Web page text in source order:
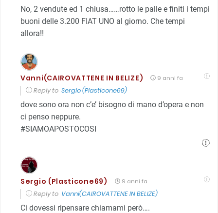
No, 2 vendute ed 1 chiusa……rotto le palle e finiti i tempi
buoni delle 3.200 FIAT UNO al giorno. Che tempi
allora!!
Vanni(CAIROVATTENE IN BELIZE) 9 anni fa
Reply to Sergio (Plasticone69)
dove sono ora non c’e’ bisogno di mano d’opera e non
ci penso neppure.
#SIAMOAPOSTOCOSI
Sergio (Plasticone69) 9 anni fa
Reply to Vanni(CAIROVATTENE IN BELIZE)
Ci dovessi ripensare chiamami però….